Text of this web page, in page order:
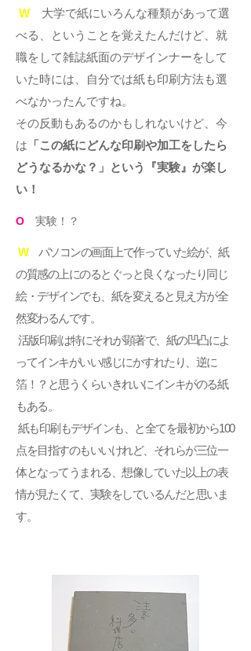
W 大学で紙にいろんな種類があって選
べる、ということを覚えたんだけど、就
職をして雑誌紙面のデザインナーをして
いた時には、自分では紙も印刷方法も選
べなかったんですね。
その反動もあるのかもしれないけど、今
は 「この紙にどんな印刷や加工をしたら
どうなるかな？」という『実験』が楽し
い！
O 実験！？
Wパソコンの画面上で作っていた絵が、紙
の質感の上にのるとぐっと良くなったり同じ
絵・デザインでも、紙を変えると見え方が全
然変わるんです。
活版印刷は特にそれが顕著で、紙の凹凸によ
ってインキがいい感じにかすれたり、逆に
箔！？と思うくらいきれいにインキがのる紙
もある。
紙も印刷もデザインも、と全てを最初から100
点を目指すのもいいけれど、それらが三位一
体となってうまれる、想像していた以上の表
情が見たくて、実験をしているんだと思いま
す。